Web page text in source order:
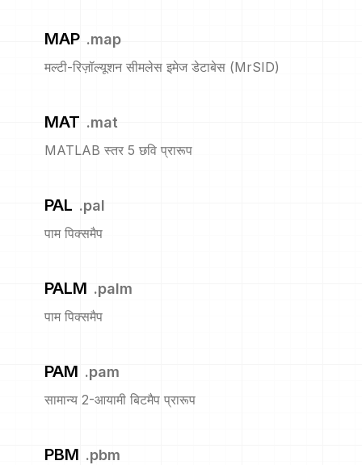
MAP .map
मल्टी-रिज़ॉल्यूशन सीमलेस इमेज डेटाबेस (MrSID)
MAT .mat
MATLAB स्तर 5 छवि प्रारूप
PAL .pal
पाम पिक्समैप
PALM .palm
पाम पिक्समैप
PAM .pam
सामान्य 2-आयामी बिटमैप प्रारूप
PBM .pbm